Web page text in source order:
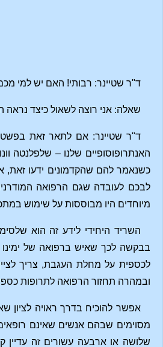
ד"ר שטיינר: רבותי! האם יש למי
שאלה: אני רוצה לשאול כיצד נראה
ד"ר שטיינר: אם לתאר זאת
האנתרופוסופיים שלנו – שלפלנטה
כשנאמר להם שהקדמונים ידעו זאת,
לבכם לעובדה שגם הרפואה
מיוחדים היו מבוססות על שימוש
השריד היחידי לידע זה הוא
בבקשה לכך שאיש ברפואה של
לכספית על מחלת העגבת, צריך
ובמהרה תחזור הרפואה לתרופות
אפשר להוכיח בדרך ראויה לציון
מסוימים שבהם אנשים שאינם
שלושה או ארבעה עשורים זה עדיין